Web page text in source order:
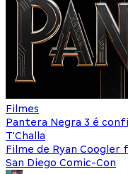
Filmes
Pantera Negra 3 é
T'Challa
Filme de Ryan Coogler
San Diego Comic-Con